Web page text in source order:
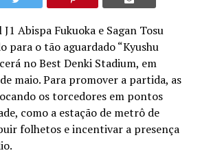
Abispa Fukuoka e Sagan Tosu
para o tão aguardado “Kyushu
no Best Denki Stadium, em
maio. Para promover a partida, as
os torcedores em pontos
como a estação de metrô de
folhetos e incentivar a presença